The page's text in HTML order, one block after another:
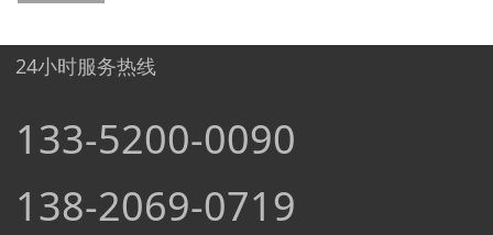
24小时服务热线
133-5200-0090
138-2069-0719